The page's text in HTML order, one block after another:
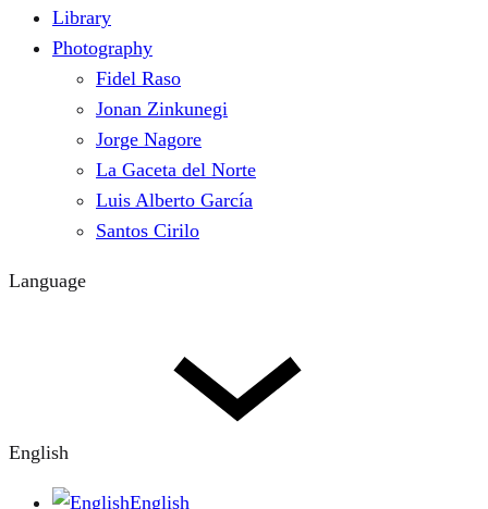
Library
Photography
Fidel Raso
Jonan Zinkunegi
Jorge Nagore
La Gaceta del Norte
Luis Alberto García
Santos Cirilo
Language
English
English